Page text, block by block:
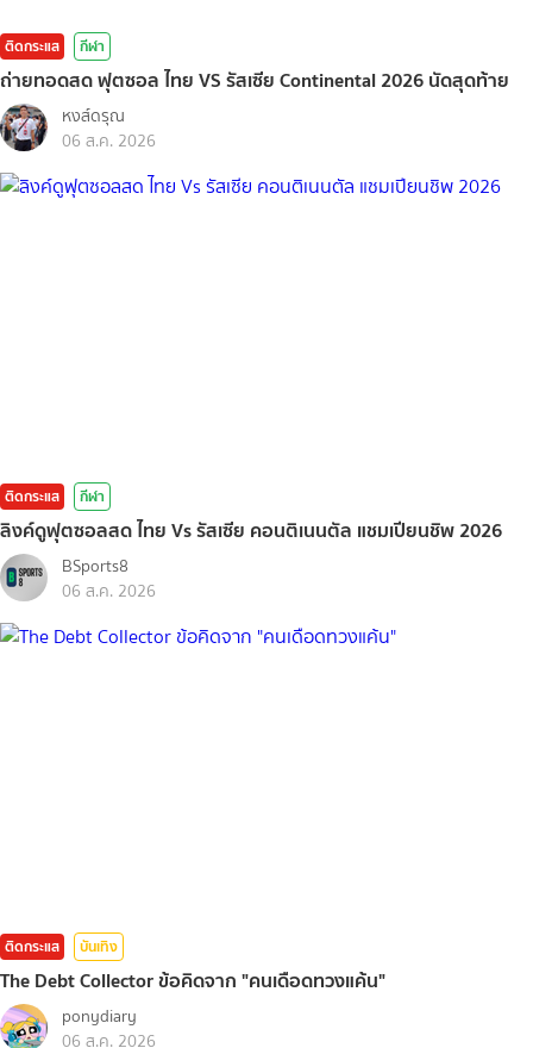
ติดกระแส กีฬา
ถ่ายทอดสด ฟุตซอล ไทย VS รัสเซีย Continental 2026 นัดสุดท้าย
หงส์ดรุณ
06 ส.ค. 2026
ติดกระแส กีฬา
ลิงค์ดูฟุตซอลสด ไทย Vs รัสเซีย คอนติเนนตัล แชมเปียนชิพ 2026
BSports8
06 ส.ค. 2026
ติดกระแส บันเทิง
The Debt Collector ข้อคิดจาก "คนเดือดทวงแค้น"
ponydiary
06 ส.ค. 2026